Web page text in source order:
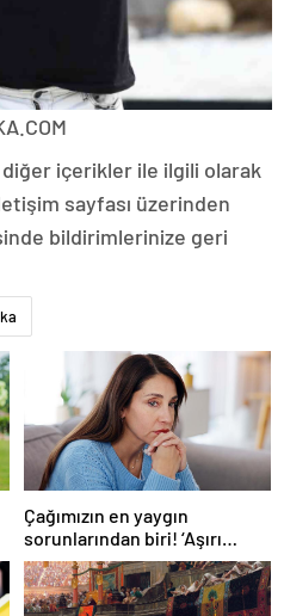
diğer içerikler ile ilgili olarak
sayfası üzerinden
bildirimlerinize geri
Çağımızın en yaygın
sorunlarından biri! ‘Aşırı
düşünmeyle başa çıkmak
mümkün’